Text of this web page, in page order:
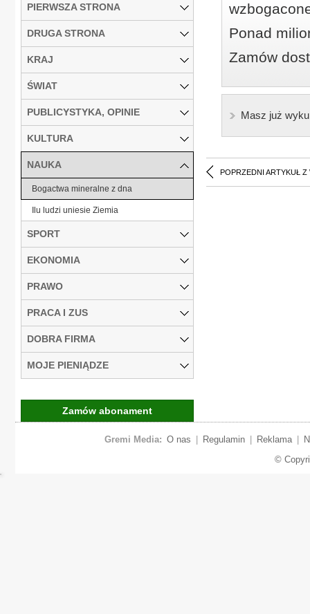
Ponad
Zamów
Masz już
POPRZEDNI ARTYKUŁ Z
PIERWSZA STRONA
DRUGA STRONA
KRAJ
ŚWIAT
PUBLICYSTYKA, OPINIE
KULTURA
NAUKA
Bogactwa mineralne z dna
Ilu ludzi uniesie Ziemia
SPORT
EKONOMIA
PRAWO
PRACA I ZUS
DOBRA FIRMA
MOJE PIENIĄDZE
Zamów abonament
Gremi Media: O nas Regulamin Reklama
©